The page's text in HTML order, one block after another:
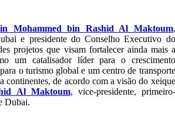
Mohammed bin Rashid Al Maktoum,
e presidente do Conselho Executivo do
projetos que visam fortalecer ainda mais a
um catalisador líder para o crescimento
o turismo global e um centro de transporte
continentes, de acordo com a visão do xeique
Al Maktoum, vice-presidente, primeiro-
Dubai.